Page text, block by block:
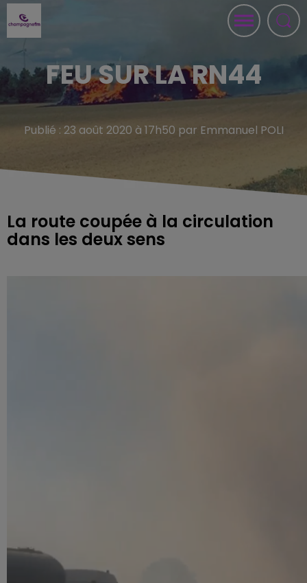
FEU SUR LA RN44
Publié : 23 août 2020 à 17h50 par Emmanuel POLI
La route coupée à la circulation
dans les deux sens